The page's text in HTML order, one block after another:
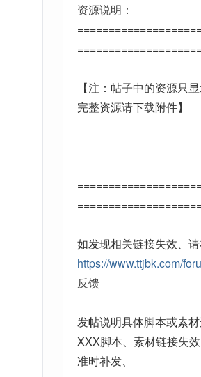
资源说明：
【注：帖子中的资源只
完整资源请下载附件】
如发现相关链接失效、
https://www.ttjbk.com/
反馈
发帖说明具体脚本或素
XXX脚本、素材链接失
准时补发、